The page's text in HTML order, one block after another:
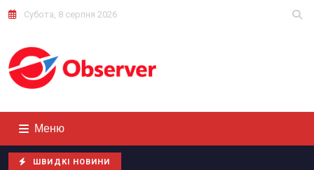
Субота, 8 серпня 2026
Меню
ШВИДКІ НОВИНИ